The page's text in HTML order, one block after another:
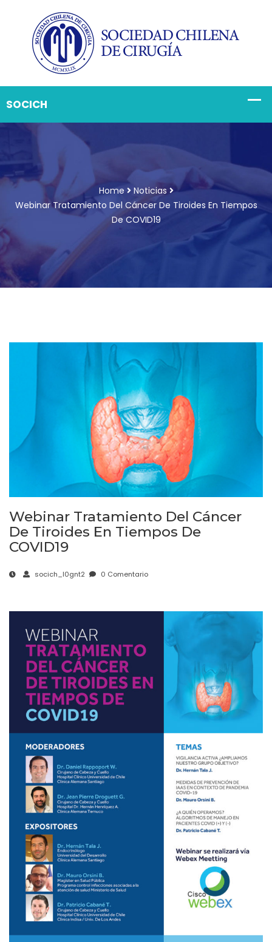
Home
Noticias
Webinar Tratamiento Del Cáncer De Tiroides En Tiempos
De COVID19
Webinar Tratamiento Del Cáncer
De Tiroides En Tiempos De
COVID19
socich_l0gnt2 0 Comentario